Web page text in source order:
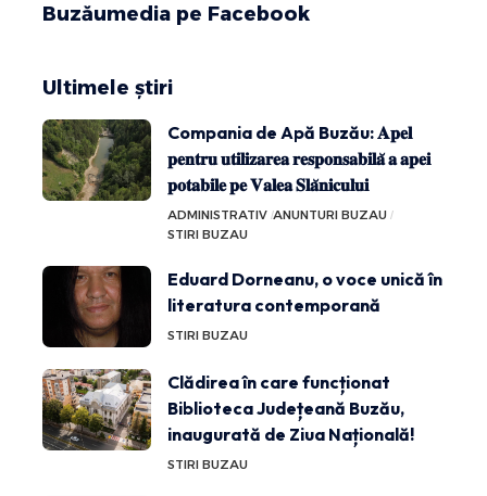
Buzăumedia pe Facebook
Ultimele știri
Compania de Apă Buzău: 𝐀𝐩𝐞𝐥
𝐩𝐞𝐧𝐭𝐫𝐮 𝐮𝐭𝐢𝐥𝐢𝐳𝐚𝐫𝐞𝐚 𝐫𝐞𝐬𝐩𝐨𝐧𝐬𝐚𝐛𝐢𝐥𝐚̆ 𝐚 𝐚𝐩𝐞𝐢
𝐩𝐨𝐭𝐚𝐛𝐢𝐥𝐞 𝐩𝐞 𝐕𝐚𝐥𝐞𝐚 𝐒𝐥𝐚̆𝐧𝐢𝐜𝐮𝐥𝐮𝐢
ADMINISTRATIV ANUNTURI BUZAU
STIRI BUZAU
Eduard Dorneanu, o voce unică în
literatura contemporană
STIRI BUZAU
Clădirea în care funcționat
Biblioteca Județeană Buzău,
inaugurată de Ziua Națională!
STIRI BUZAU